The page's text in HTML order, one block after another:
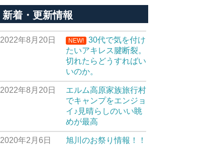
新着・更新情報
2022年8月20日 NEW!
30代で気を付け
たいアキレス腱断裂。
切れたらどうすればい
いのか。
2022年8月20日
エルム高原家族旅行村
でキャンプをエンジョ
イ♪見晴らしのいい眺
めが最高
2020年2月6日
旭川のお祭り情報！！